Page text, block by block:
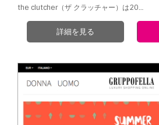
the clutcher（ザ クラッチャー）は20…
詳細を見る